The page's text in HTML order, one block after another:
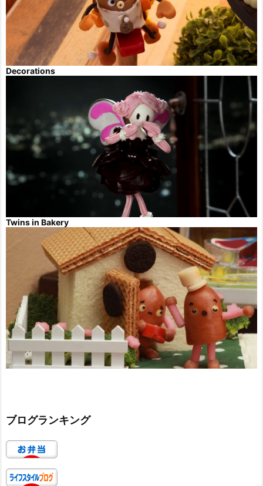
Decorations
Twins in Bakery
ブログランキング